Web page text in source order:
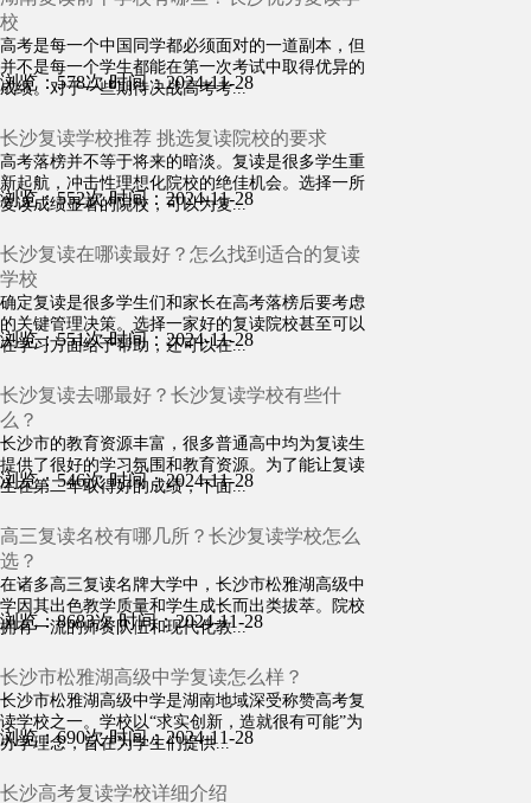
校
高考是每一个中国同学都必须面对的一道副本，但
并不是每一个学生都能在第一次考试中取得优异的
成绩。对于一些期待决战高考考...
浏览：578次 时间：2024-11-28
长沙复读学校推荐 挑选复读院校的要求
高考落榜并不等于将来的暗淡。复读是很多学生重
新起航，冲击性理想化院校的绝佳机会。选择一所
复读成绩显著的院校，可以为复...
浏览：552次 时间：2024-11-28
长沙复读在哪读最好？怎么找到适合的复读
学校
确定复读是很多学生们和家长在高考落榜后要考虑
的关键管理决策。选择一家好的复读院校甚至可以
在学习方面给予帮助，还可以在...
浏览：551次 时间：2024-11-28
长沙复读去哪最好？长沙复读学校有些什
么？
长沙市的教育资源丰富，很多普通高中均为复读生
提供了很好的学习氛围和教育资源。为了能让复读
生在第二年取得好的成绩，下面...
浏览：546次 时间：2024-11-28
高三复读名校有哪几所？长沙复读学校怎么
选？
在诸多高三复读名牌大学中，长沙市松雅湖高级中
学因其出色教学质量和学生成长而出类拔萃。院校
拥有一流的师资队伍和现代化教...
浏览：8683次 时间：2024-11-28
长沙市松雅湖高级中学复读怎么样？
长沙市松雅湖高级中学是湖南地域深受称赞高考复
读学校之一。学校以“求实创新，造就很有可能”为
办学理念，旨在为学生们提供...
浏览：690次 时间：2024-11-28
长沙高考复读学校详细介绍